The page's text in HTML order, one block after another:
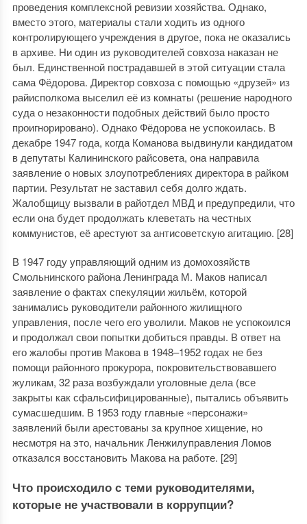
проведения комплексной ревизии хозяйства. Однако,
вместо этого, материалы стали ходить из одного
контролирующего учреждения в другое, пока не оказались
в архиве. Ни один из руководителей совхоза наказан не
был. Единственной пострадавшей в этой ситуации стала
сама Фёдорова. Директор совхоза с помощью «друзей» из
райисполкома выселил её из комнаты (решение народного
суда о незаконности подобных действий было просто
проигнорировано). Однако Фёдорова не успокоилась. В
декабре 1947 года, когда Команова выдвинули кандидатом
в депутаты Калининского райсовета, она направила
заявление о новых злоупотреблениях директора в райком
партии. Результат не заставил себя долго ждать.
Жалобщицу вызвали в райотдел МВД и предупредили, что
если она будет продолжать клеветать на честных
коммунистов, её арестуют за антисоветскую агитацию. [28]
В 1947 году управляющий одним из домохозяйств
Смольнинского района Ленинграда М. Маков написал
заявление о фактах спекуляции жильём, которой
занимались руководители районного жилищного
управления, после чего его уволили. Маков не успокоился
и продолжал свои попытки добиться правды. В ответ на
его жалобы против Макова в 1948–1952 годах не без
помощи районного прокурора, покровительствовавшего
жуликам, 32 раза возбуждали уголовные дела (все
закрыты как сфальсифицированные), пытались объявить
сумасшедшим. В 1953 году главные «персонажи»
заявлений были арестованы за крупное хищение, но
несмотря на это, начальник Ленжилуправления Ломов
отказался восстановить Макова на работе. [29]
Что происходило с теми руководителями,
которые не участвовали в коррупции?